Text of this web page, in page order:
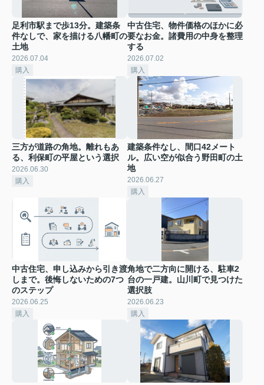
足利市駅まで歩13分。建築条
件なしで、家を描ける八幡町の
土地
2026.07.04
購入
中古住宅、物件価格のほかに必
要なお金。諸費用の中身を整理
する
2026.07.02
購入
三方が道路の角地。離れもあ
る、利保町の平屋という選択
2026.06.30
購入
建築条件なし、間口42メート
ル。広い空が似合う野田町の土
地
2026.06.27
購入
中古住宅、申し込みから引き渡
しまで。後悔しないための7つ
のステップ
2026.06.25
購入
角地で二方向に開ける、駐車2
台の一戸建。山川町で見つけた
選択肢
2026.06.23
購入